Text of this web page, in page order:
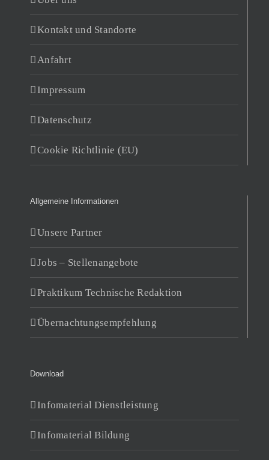
Kontakt und Standorte
Anfahrt
Impressum
Datenschutz
Cookie Richtlinie (EU)
Allgemeine Informationen
Unsere Partner
Jobs – Stellenangebote
Praktikum Technische Redaktion
Übernachtungsempfehlung
Download
Infomaterial Dienstleistung
Infomaterial Bildung